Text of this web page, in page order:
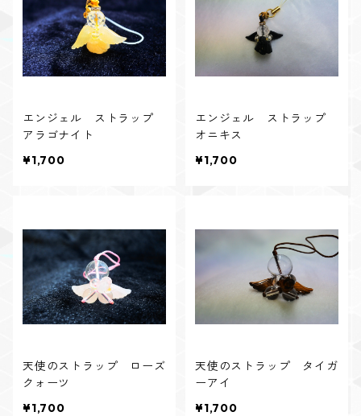
エンジェル ストラップ
アラゴナイト
¥1,700
エンジェル ストラップ
オニキス
¥1,700
天使のストラップ ローズ
クォーツ
¥1,700
天使のストラップ タイガ
ーアイ
¥1,700